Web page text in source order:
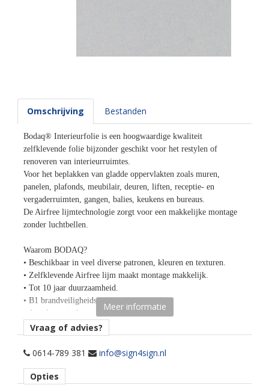
Omschrijving Bestanden
Bodaq® Interieurfolie is een hoogwaardige kwaliteit
zelfklevende folie bijzonder geschikt voor het restylen of
renoveren van interieurruimtes.
Voor het beplakken van gladde oppervlakten zoals muren,
panelen, plafonds, meubilair, deuren, liften, receptie- en
vergaderruimten, gangen, balies, keukens en bureaus.
De Airfree lijmtechnologie zorgt voor een makkelijke montage
zonder luchtbellen.
Waarom BODAQ?
• Beschikbaar in veel diverse patronen, kleuren en texturen.
• Zelfklevende Airfree lijm maakt montage makkelijk.
• Tot 10 jaar duurzaamheid.
• B1 brandveiligheidscertificaat.
• Anti-bacterieel oppervlak.
• Bestand tegen krassen, vocht, bacteriën, schimmels,
verontreinigende stoffen.
• Hittebestendig tot 110 graden Celsius.
Meer informatie
Vraag of advies?
0614-789 381 info@sign4sign.nl
Opties